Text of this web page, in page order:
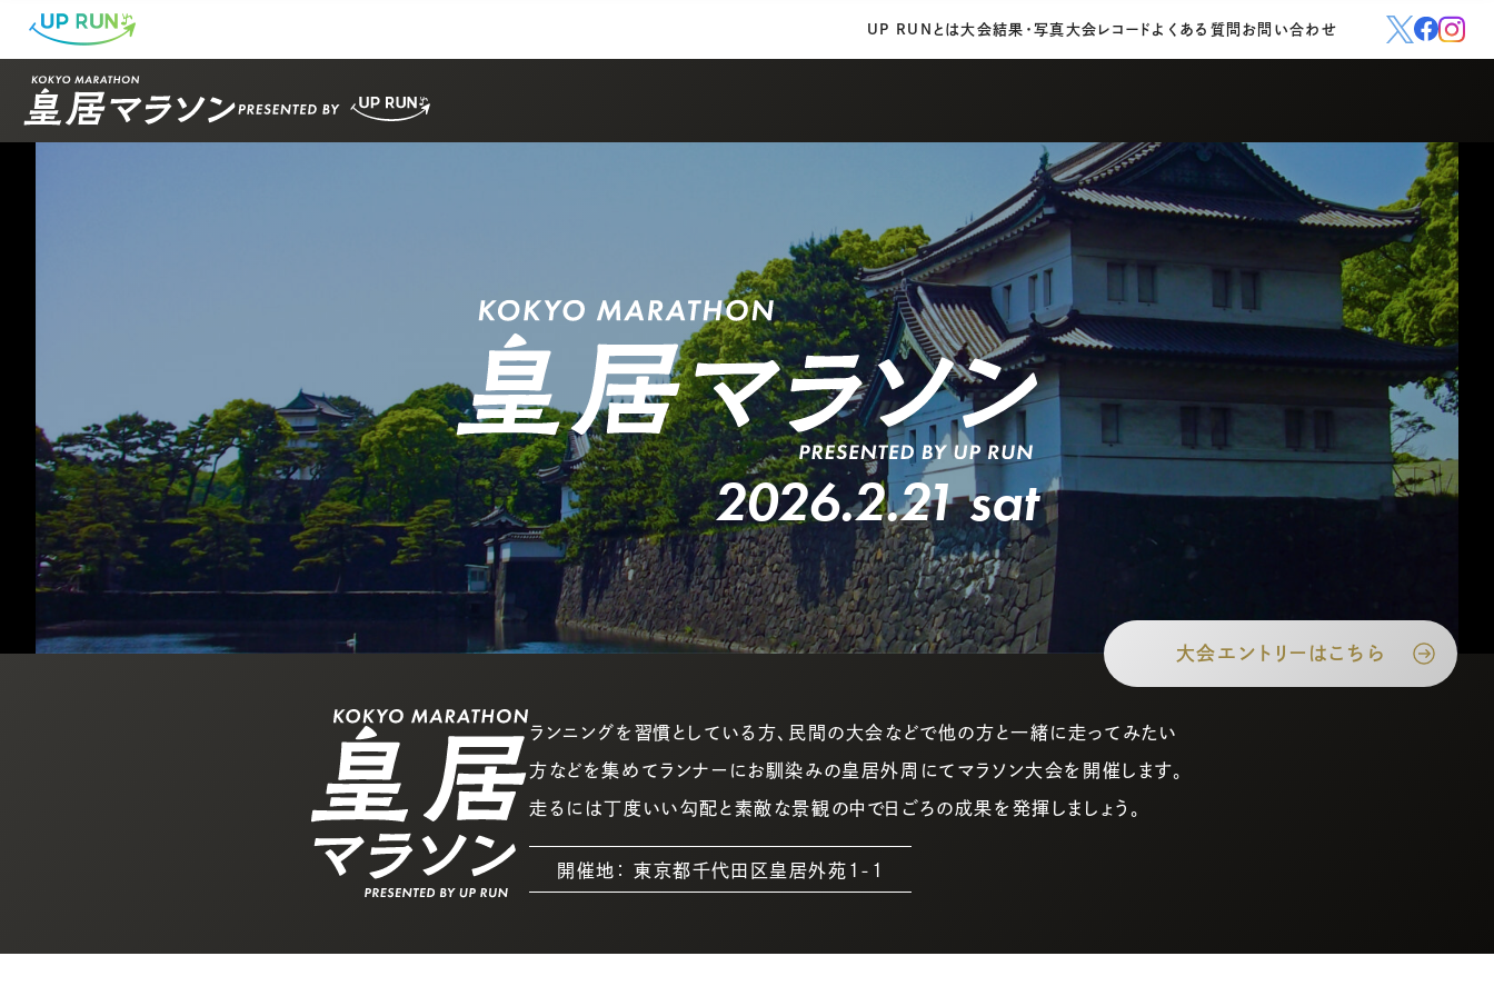
UP RUNとは大会結果・写真大会レコード よくある質問 お問い合わせ
2026.2.21 sat
大会エントリーはこちら
ランニングを習慣としている方、民間の大会などで他の方と一緒に走ってみたい
方などを集めてランナーにお馴染みの皇居外周にてマラソン大会を開催します。
走るには丁度いい勾配と素敵な景観の中で日ごろの成果を発揮しましょう。
開催地： 東京都千代田区皇居外苑1-1